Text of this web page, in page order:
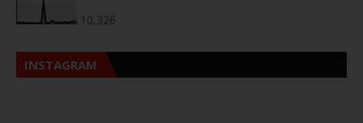
10,326
INSTAGRAM